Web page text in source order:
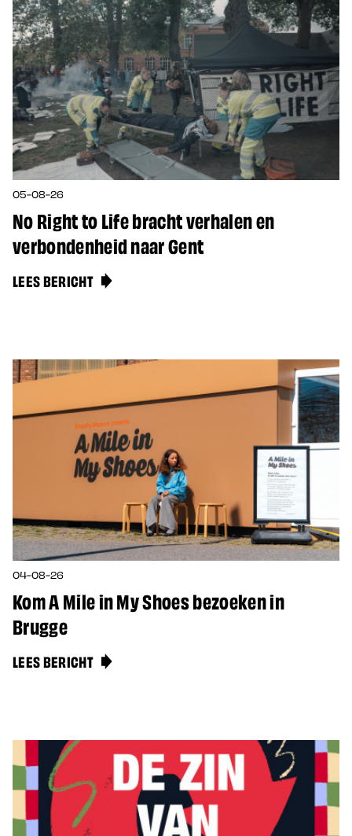
05-08-26
No Right to Life bracht verhalen en
verbondenheid naar Gent
LEES BERICHT
04-08-26
Kom A Mile in My Shoes bezoeken in
Brugge
LEES BERICHT